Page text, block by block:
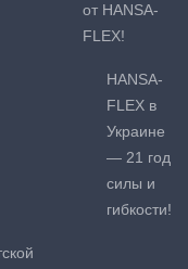
от HANSA-
FLEX!
HANSA-
FLEX в
Украине
— 21 год
силы и
гибкости!